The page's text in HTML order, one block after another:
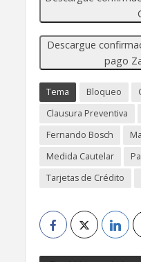
Descargue
pago
Tema Bloqueo
Clausura Preventiva
Fernando Bosch
Medida Cautelar
Tarjetas de Crédito